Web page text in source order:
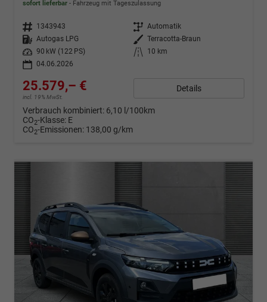
sofort lieferbar Fahrzeug mit Tageszulassung
Fahrzeugnr. 1343943 Getriebe Automatik
Kraftstoff Autogas LPG Außenfarbe Terracotta-Braun
Leistung
90 kW (122 PS) Kilometerstand
10 km
04.06.2026
25.579,– €
incl. 19% MwSt.
Details
Verbrauch kombiniert: 6,10 l/100km
CO2-Klasse: E
CO2-Emissionen: 138,00 g/km